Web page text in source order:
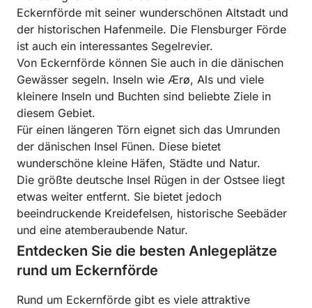
Eckernförde mit seiner wunderschönen Altstadt und
der historischen Hafenmeile. Die Flensburger Förde
ist auch ein interessantes Segelrevier.
Von Eckernförde können Sie auch in die dänischen
Gewässer segeln. Inseln wie Ærø, Als und viele
kleinere Inseln und Buchten sind beliebte Ziele in
diesem Gebiet.
Für einen längeren Törn eignet sich das Umrunden
der dänischen Insel Fünen. Diese bietet
wunderschöne kleine Häfen, Städte und Natur.
Die größte deutsche Insel Rügen in der Ostsee liegt
etwas weiter entfernt. Sie bietet jedoch
beeindruckende Kreidefelsen, historische Seebäder
und eine atemberaubende Natur.
Entdecken Sie die besten Anlegeplätze
rund um Eckernförde
Rund um Eckernförde gibt es viele attraktive